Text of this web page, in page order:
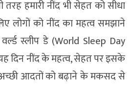
हमारी नींद भी सेहत को सीधा
लोगों को नींद का महत्व समझाने
स्लीप डे (World Sleep Day
दिन नींद के महत्व, सेहत पर इसके
आदतों को बढ़ाने के मकसद से